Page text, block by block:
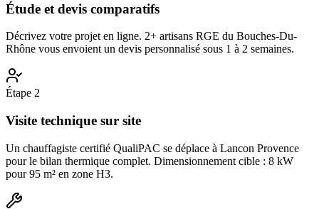
Étude et devis comparatifs
Décrivez votre projet en ligne. 2+ artisans RGE du Bouches-Du-
Rhône vous envoient un devis personnalisé sous 1 à 2 semaines.
Étape 2
Visite technique sur site
Un chauffagiste certifié QualiPAC se déplace à Lancon Provence
pour le bilan thermique complet. Dimensionnement cible : 8 kW
pour 95 m² en zone H3.